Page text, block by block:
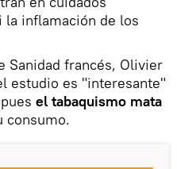
la inflamación de los
Sanidad francés, Olivier
estudio es "interesante"
el tabaquismo mata
consumo.